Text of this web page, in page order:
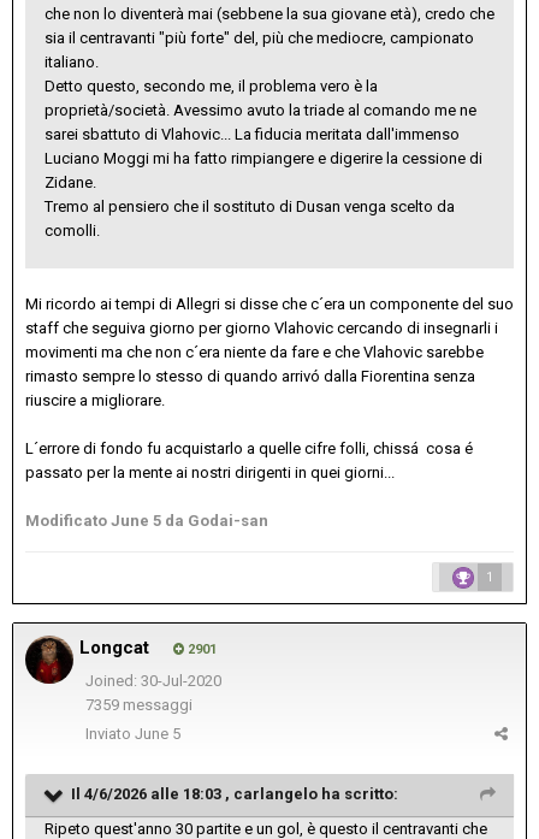
che non lo diventerà mai (sebbene la sua giovane età), credo che
sia il centravanti "più forte" del, più che mediocre, campionato
italiano.
Detto questo, secondo me, il problema vero è la
proprietà/società. Avessimo avuto la triade al comando me ne
sarei sbattuto di Vlahovic... La fiducia meritata dall'immenso
Luciano Moggi mi ha fatto rimpiangere e digerire la cessione di
Zidane.
Tremo al pensiero che il sostituto di Dusan venga scelto da
comolli.
Mi ricordo ai tempi di Allegri si disse che c´era un componente del suo
staff che seguiva giorno per giorno Vlahovic cercando di insegnarli i
movimenti ma che non c´era niente da fare e che Vlahovic sarebbe
rimasto sempre lo stesso di quando arrivó dalla Fiorentina senza
riuscire a migliorare.
L´errore di fondo fu acquistarlo a quelle cifre folli, chissá cosa é
passato per la mente ai nostri dirigenti in quei giorni...
Modificato June 5 da Godai-san
1
Longcat 2901
Joined: 30-Jul-2020
7359 messaggi
Inviato June 5
Il 4/6/2026 alle 18:03 , carlangelo ha scritto:
Ripeto quest'anno 30 partite e un gol, è questo il centravanti che